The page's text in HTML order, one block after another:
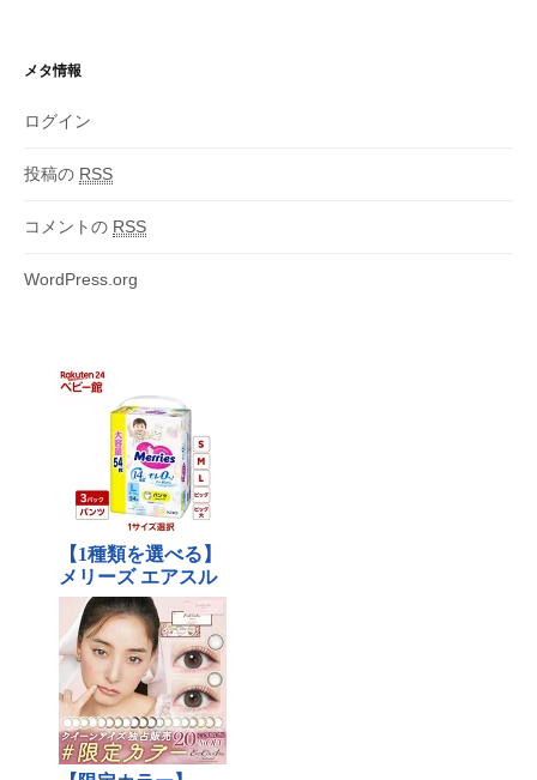
メタ情報
ログイン
投稿の RSS
コメントの RSS
WordPress.org